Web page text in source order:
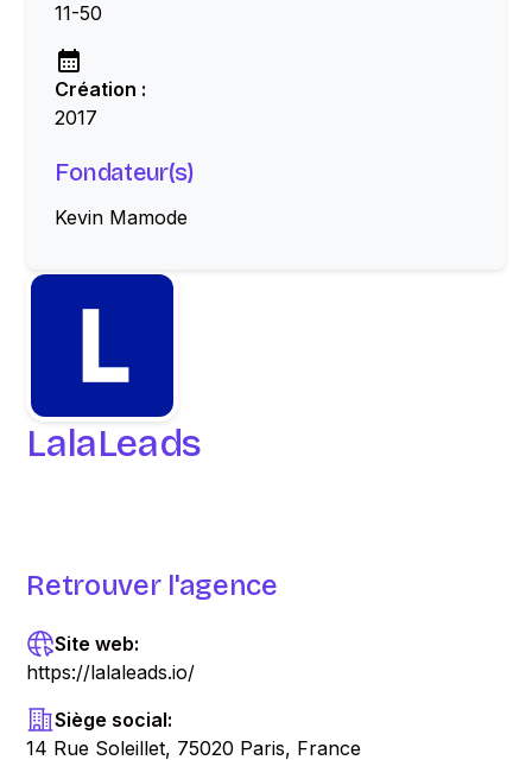
LalaLeads
11-50
Création :
2017
Fondateur(s)
Kevin Mamode
Retrouver l'agence
Site web:
https://lalaleads.io/
Siège social:
14 Rue Soleillet, 75020 Paris, France